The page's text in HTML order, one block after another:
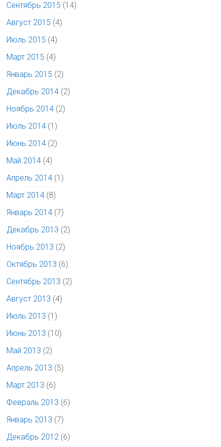
Сентябрь 2015 (14)
Август 2015 (4)
Июль 2015 (4)
Март 2015 (4)
Январь 2015 (2)
Декабрь 2014 (2)
Ноябрь 2014 (2)
Июль 2014 (1)
Июнь 2014 (2)
Май 2014 (4)
Апрель 2014 (1)
Март 2014 (8)
Январь 2014 (7)
Декабрь 2013 (2)
Ноябрь 2013 (2)
Октябрь 2013 (6)
Сентябрь 2013 (2)
Август 2013 (4)
Июль 2013 (1)
Июнь 2013 (10)
Май 2013 (2)
Апрель 2013 (5)
Март 2013 (6)
Февраль 2013 (6)
Январь 2013 (7)
Декабрь 2012 (6)